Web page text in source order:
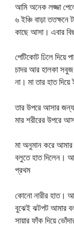
আমি অনেক লজ্জা
৬ ইঞ্চি বাড়া
কাছে আসা। এবার
পেটিকোট ঢিলে দিয়ে
চাদর আর হালকা সবুজ
না। মা তার হাত
তার উপরে আসার
মার শরীরের উপরে
মা অনুমান করে
বলুতে হাত দিলেন।
প্রথম
কোনো নারীর হাত।
বুঝেই ঝটপট আমার
সায়ার ফাঁক দিয়ে